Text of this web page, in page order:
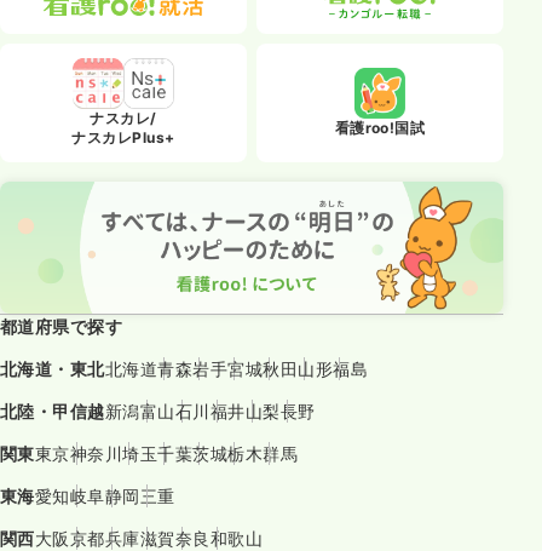
ナスカレ/
ナスカレPlus+
看護roo!国試
都道府県で探す
北海道・東北北海道青森岩手宮城秋田山形福島
北陸・甲信越新潟富山石川福井山梨長野
関東東京神奈川埼玉千葉茨城栃木群馬
東海愛知岐阜静岡三重
関西大阪京都兵庫滋賀奈良和歌山